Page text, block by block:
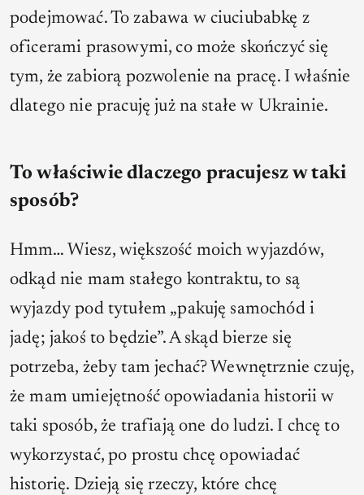
podejmować. To zabawa w ciuciubabkę z
oficerami prasowymi, co może skończyć się
tym, że zabiorą pozwolenie na pracę. I właśnie
dlatego nie pracuję już na stałe w Ukrainie.
To właściwie dlaczego pracujesz w taki
sposób?
Hmm… Wiesz, większość moich wyjazdów,
odkąd nie mam stałego kontraktu, to są
wyjazdy pod tytułem „pakuję samochód i
jadę; jakoś to będzie”. A skąd bierze się
potrzeba, żeby tam jechać? Wewnętrznie czuję,
że mam umiejętność opowiadania historii w
taki sposób, że trafiają one do ludzi. I chcę to
wykorzystać, po prostu chcę opowiadać
historię. Dzieją się rzeczy, które chcę